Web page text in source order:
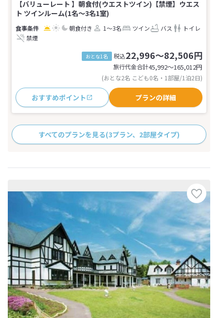
【バリューレート 】朝食付(ウエストツイン)【禁煙】ウエス
ト ツインルーム(1名～3名1室)
朝食付き 1～3名 ツイン バス
トイレ
禁煙
おとな1名 税込22,996～82,506円
旅行代金合計45,992〜165,012円
(おとな2名 こども0名・1部屋/1泊2日)
おすすめポイント プランの詳細
すべてのプランを見る(3プラン、2部屋タイプ)